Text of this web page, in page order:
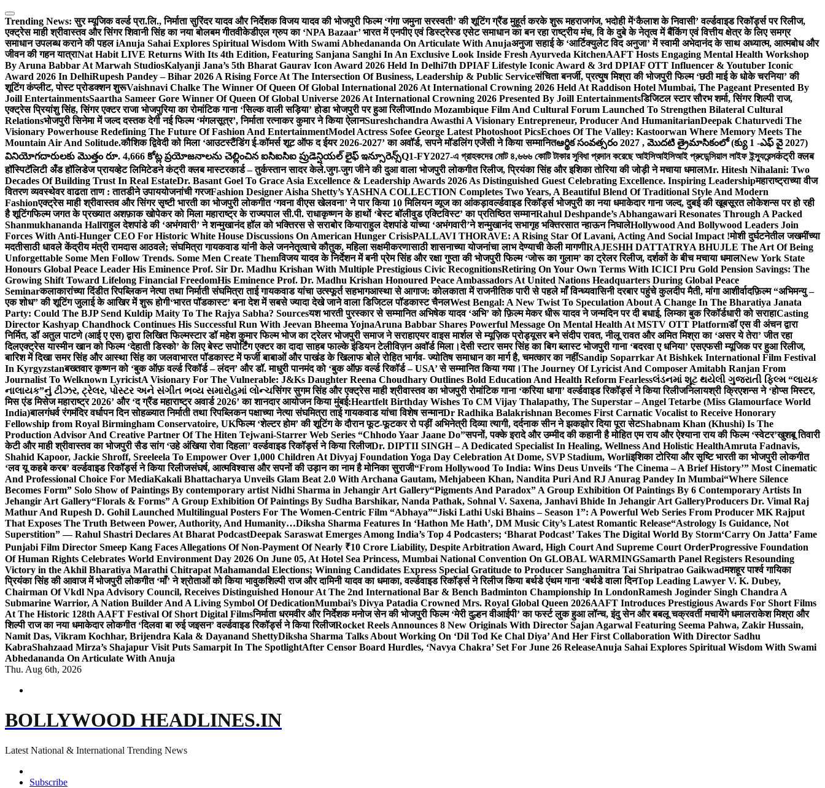
Skip
to
content
Trending News: सुर म्यूजिक वर्ल्ड प्रा.लि., निर्माता सुरिंदर यादव और निर्देशक विजय यादव की भोजपुरी फिल्म ‘गंगा जमुना सरस्वती’ की शूटिंग ग्रैंड मुहूर्त करके शुरू महराजगंज, भदोही में‘कैलाश के निवासी’ वर्ल्डवाइड रिकॉर्ड्स पर रिलीज,
एक्ट्रेस माही श्रीवास्तव और सिंगर शिवानी सिंह का नया बोलबम गीतवीकेडीएल ग्रुप का ‘NPA Bazaar’ भारत में एनपीए एवं डिस्ट्रेस्ड एसेट समाधान का बन रहा राष्ट्रीय मंच, वि के दुबे के नेतृत्व में बैंकिंग एवं वित्तीय क्षेत्र के लिए समग्र
समाधान उपलब्ध कराने की पहल iAnuja Sahai Explores Spiritual Wisdom With Swami Abhedananda On Articulate With Anujaअनुजा सहाई के ‘आर्टिक्युलेट विद अनुजा’ में स्वामी अभेदानंद के साथ अध्यात्म, आत्मबोध और
जीवन की गहन यात्राNat Habit LIVE Returns With Its 4th Edition, Featuring Sanjana Sanghi In An Exclusive Look Inside Fresh Ayurveda KitchenAAFT Hosts Engaging Mental Health Workshop
By Aruna Babbar At Marwah StudiosKalyanji Jana’s 5th Bharat Gaurav Icon Award 2026 Held In Delhi7th DPIAF Lifestyle Iconic Award & 3rd DPIAF OTT Influencer & Youtuber Iconic
Award 2026 In DelhiRupesh Pandey – Bihar 2026 A Rising Force At The Intersection Of Business, Leadership & Public Serviceसंचिता बनर्जी, प्रत्युष मिश्रा की भोजपुरी फिल्म ‘छठी माई के धोके चरनिया’ की
शूटिंग कंप्लीट, पोस्ट प्रोडक्शन शुरूVaishnavi Chalke The Winner Of Queen Of Global International 2026 At International Crowning 2026 Held At Raddison Hotel Mumbai, The Pageant Presented By
Joill EntertainmentsSaartha Sameer Gore Winner Of Queen Of Global Universe 2026 At International Crowning 2026 Presented By Joill Entertainmentsडिजिटल स्टार सौरभ शर्मा, सिंगर शिल्पी राज,
एक्ट्रेस प्रियांशु सिंह, सिंगर एक्टर राजा भोजपुरिया का रोमांटिक गाना ‘सिल्क वाली सड़िया’ होडा भोजपुरी पर हुआ रिलीजIndo Mozambique Film And Cultural Forum Launched To Strengthen Bilateral Cultural
Relationsभोजपुरी सिनेमा में जल्द दस्तक देगी नई फिल्म ‘मंगलसूत्र’, निर्माता रत्नाकर कुमार ने किया ऐलानSureshchandra Awasthi A Visionary Entrepreneur, Producer And HumanitarianDeepak Chaturvedi The
Visionary Powerhouse Redefining The Future Of Fashion And EntertainmentModel Actress Sofee George Latest Photoshoot PicsEchoes Of The Valley: Kastoorwan Where Memory Meets The
Mountain Air And Solitude.कौशिक द्विवेदी को मिला ‘आउटस्टैंडिंग ई-कॉमर्स शूट ऑफ द ईयर 2026-2027’ का अवॉर्ड, सपने मॉडलिंग एजेंसी ने किया सम्मानितఆర్థిక సంవత్సరం 2027 , మొదటి త్రైమాసికంలో (క్యు 1 -ఎఫ్ వై 2027)
వినియోగదారులకు మొత్తం రూ. 4,666 కోట్ల ప్రయోజనాలను చెల్లించిన ఐసిఐసిఐ ప్రుడెన్షియల్ లైఫ్ ఇన్సూరెన్స్Q1-FY2027-এ গ্রাহকদের মোট ৪,৬৬৬ কোটি টাকার সুবিধা প্রদান করেছে আইসিআইসিআই প্রুডেন্সিয়াল লাইফ ইন্স্যুরেন্সकंट्री क्लब
हॉस्पिटॅलिटी अँड हॉलिडेज प्रायव्हेट लिमिटेडने कंट्री क्लब मास्टरकार्ड – तुर्कस्तान सादर केले.जुग-जुग जीने की दुआ वाला भोजपुरी लोकगीत रिलीज, प्रियंका सिंह और इशिका तोरिया की जोड़ी ने मचाया धमालMr. Hitesh Nihalani: Two
Decades Of Building Trust In Real EstateDr. Basant Goel To Grace Asia Excellence & Leadership Awards 2026 As Distinguished Guest Celebrating Excellence. Inspiring Leadershipमहाराष्ट्राच्या वीज
वितरण व्यवस्थेवर वाढता ताण : तातडीने उपाययोजनांची गरजFashion Designer Aisha Shetty’s YASHNA COLLECTION Completes Two Years, A Beautiful Blend Of Traditional Style And Modern
Fashionएक्ट्रेस माही श्रीवास्तव और सिंगर सृष्टी भारती का भोजपुरी लोकगीत ‘गवना वीएस खेलवना’ ने पार किया 10 मिलियन व्यूज का आंकड़ावर्ल्डवाइड रिकॉर्ड्स भोजपुरी का नया धमाकेदार गाना जल्द, दुबई की खूबसूरत लोकेशन्स पर हो रही
है शूटिंगफिल्म जगत के प्रख्यात अशफ़ाक खोपेकर को मिला महाराष्ट्र के राज्यपाल सी.पी. राधाकृष्णन के हाथों ‘बेस्ट बॉलीवुड एक्टिविस्ट’ का प्रतिष्ठित सम्मानRahul Deshpande’s Abhangawari Resonates Through A Packed
Shanmukhananda Hallराहुल देशपांडे की ‘अभंगवारी’ ने शन्मुखानंद हॉल को भक्तिरस से सराबोर कियाराहुल देशपांडे यांच्या ‘अभंगवारी’ने शन्मुखानंद सभागृह भक्तिरसात न्हाऊन निघालेHollywood And Bollywood Leaders Join
Forces With Anti-Hunger CEO For Historic White House Discussions On American Hunger CrisisPALLAVI THORAVE: A Rising Star Of Lavani, Acting And Social Impact !मोशी दुर्घटनेतील जखमींच्या
मदतीसाठी धावले केंद्रीय मंत्री रामदास आठवले; संघमित्रा गायकवाड यांनी केले जननेतृत्वाचे कौतुक, महिला सक्षमीकरणासाठी शासनाच्या योजनांचा लाभ देण्याची केली मागणीRAJESHH DATTATRYA BHUJLE The Art Of Being
Unforgettable Some Men Follow Trends. Some Men Create Themविजय यादव के निर्देशन में बनी प्रेम सिंह और रक्षा गुप्ता की भोजपुरी फिल्म ‘जोरू का गुलाम’ का ट्रेलर रिलीज, दर्शकों के बीच मचाया धमालNew York State
Honours Global Peace Leader His Eminence Prof. Sir Dr. Madhu Krishan With Multiple Prestigious Civic RecognitionsRetiring On Your Own Terms With ICICI Pru Gold Pension Savings: The
Growing Shift Toward Lifelong Financial FreedomHis Eminence Prof. Dr. Madhu Krishan Honoured Peace Ambassadors At United Nations Headquarters During Global Peace
Seminarकलाकारांच्या दिंडीत रिपब्लिकन नेत्या तथा निर्माती संघमित्रा ताई गायकवाड यांचा उत्स्फूर्त सहभागआस्था से आगाज: कोलकाता में राजनीतिक पारी से पहले माँ विन्ध्यवासिनी दरबार पहुंचे कुलदीप मैती, मांगा आशीर्वादफ़िल्म “अभिमन्यु –
एक शोध” की शूटिंग जुलाई के आखिर में शुरू होगी‘भारत पॉडकास्ट’ बना देश में सबसे ज्यादा देखे जाने वाला डिजिटल पॉडकास्ट चैनलWest Bengal: A New Twist To Speculation About A Change In The Bharatiya Janata
Party: Could The BJP Send Kuldip Maity To The Rajya Sabha? Sourcesयश भारती पुरस्कार से सम्मानित अभिषेक यादव ‘अभि’ को फ़िल्म मेकर धीरू यादव ने जन्मदिन पर दी बधाई, लिम्का बुक रिकॉर्डधारी को सराहाCasting
Director Kashyap Chandhock Continues His Successful Run With Jeevan Bheema YojnaAruna Babbar Shares Powerful Message On Mental Health At MSTV OTT Platformडॉ एस वी अंचन द्वारा
निर्मित, डॉ अतुल पाटणे (आई ए एस) द्वारा लिखित फिल्मस्टार डॉ महेश कुमार फिल्म भोज का ट्रेलर भोजपुरी समाज ने सराहाएयर वाइस मार्शल से म्यूज़िक प्रोड्यूसर बने संदीप रावत, नीलू रावत और अमित मिश्रा का ‘असर ये तेरा’ जीत रहा
दिलएक्ट्रेस यास्मीन खान को फिल्म ‘देहाती डिस्को’ के लिए बेस्ट सपोर्टिंग एक्टर का दादा साहब फाल्के इंडियन टेलीविज़न अवॉर्ड मिला।देसी स्टार समर सिंह का बिग ब्लास्ट भोजपुरी गाना ‘बदरवा ए धनिया’ एसएफसी म्यूजिक पर हुआ रिलीज,
बारिश में दिखा समर सिंह और आस्था सिंह का जलवाभारत पॉडकास्ट में फर्जी बाबाओं और पाखंड के खिलाफ बोले रोहित भार्गव- ज्योतिष समाधान का मार्ग है, चमत्कार का नहींSandip Soparrkar At Bishkek International Film Festival
In Kyrgyzstanबख्तवार कृष्णन को ‘बुक ऑफ़ वर्ल्ड रिकॉर्ड – लंदन’ और डॉ. माधुरी पानमंद को ‘बुक ऑफ़ वर्ल्ड रिकॉर्ड – USA’ से सम्मानित किया गया।The Journey Of Lyricist And Composer Amitabh Ranjan From
Journalist To Welknown LyricistA Visionary For The Vulnerable: J&Ks Daughter Reena Choudhary Outlines Bold Education And Health Reform Fearlessલંડનમાં શૂટ થયેલી ગુજરાતી ફિલ્મ “લાયક
નાલાયક”નું ટીઝર, ટ્રેલર, પોસ્ટર અને સંગીત ભવ્ય સમારોહમાં લોન્ચसिंगर सुगम सिंह और एक्ट्रेस माही श्रीवास्तव का भोजपुरी रोमांटिक गाना ‘करिया धागा’ वर्ल्डवाइड रिकॉर्ड्स ने किया रिलीजनिलायश्री क्रिएशन्स ने ‘होप्स मिस्टर,
मिस एंड मिसेज महाराष्ट्र 2026’ और ‘द ग्रैंड महाराष्ट्र अवार्ड 2026’ का शानदार आयोजन किया मुंबई:Heartfelt Birthday Wishes To CM Vijay Thalapathy, The Superstar – Angel Tetarbe (Miss Glamourface World
India)बालगंधर्व रंगमंदिर वर्धापन दिन सोहळ्यात निर्माती तथा रिपब्लिकन पक्षाच्या नेत्या संघमित्रा ताई गायकवाड यांचा विशेष सन्मानDr Radhika Balakrishnan Becomes First Carnatic Vocalist to Receive Honorary
Fellowship from Royal Birmingham Conservatoire, UKफिल्म ‘शेल्टर होम’ की शूटिंग के दौरान फूट-फूटकर रो पड़ीं अभिनेत्री दिव्या त्यागी, दर्दनाक सीन ने झकझोर दिया पूरा सेटShabnam Khan (Khushi) Is The
Production Advisor And Creative Partner Of The Hiten Tejwani-Starrer Web Series “Chhodo Yaar Jaane Do”सपनों, पक्के इरादे और उम्मीद की कहानी है मोहित एम राय और ऐश्याना राय की फिल्म ‘स्वेटर’खुशबू तिवारी
केटी और माही श्रीवास्तव का भोजपुरी सैड सांग ‘उहे अंखिया रोवा दिहला’ वर्ल्डवाइड रिकॉर्ड्स ने किया रिलीजDr. DIPTII SINGH – A Dedicated Specialist In Healing, Wellness And Holistic HealthAmruta Fadnavis,
Shahid Kapoor, Jackie Shroff, Sreeleela To Empower Over 1,000 Children At Divyaj Foundation Yoga Day Celebration At Dome, SVP Stadium, Worliइशिका टोरिया और सृष्टि भारती का भोजपुरी लोकगीत
‘लव यू कहबे करब’ वर्ल्डवाइड रिकॉर्ड्स ने किया रिलीजसंघर्ष, आत्मविश्वास और सपनों की उड़ान का नाम है मोनिका सुराजी“From Hollywood To India: Wins Deus Unveils ‘The Cinema – A Brief History’” Most Cinematic
And Professional Choice For MediaKakali Bhattacharya Unveils Glam Beat 2.0 With Archana Gautam, Mehjabeen Khan, Nandita Puri And RJ Anurag Pandey In Mumbai“Where Silence
Becomes Form” Solo Show of Paintings By contemporary artist Nidhi Sharma in Jehangir Art Gallery“Pigments And Paradox” A Group Exhibition Of Paintings By 6 Contemporary Artists In
Jehangir Art Gallery“Florals & Forms” A Group Exhibition Of Paintings By Sudha Barshikar, Nanda Pathak, Sohnal V. Saxena, Janhavi Bhide In Jehangir Art GalleryProducers Dr. Vimal Raj
Mathur And Rupesh D. Gohil Launched Multilingual Posters For The Women-Centric Film “Abhaya”“Jiski Lathi Uski Bhains – Season 1”: A Powerful Web Series From Producer MK Rajput
That Exposes The Truth Between Power, Authority, And Humanity…Diksha Sharma Features In ‘Hathon Me Hath’, DM Music City’s Latest Romantic Release“Astrology Is Guidance, Not
Superstition” — Rahul Shastri Declares At Bharat PodcastDeepak Saraswat Emerges Among India’s Top 4 Podcasters; ‘Bharat Podcast’ Takes The Digital World By Storm‘Carry On Jatta’ Fame
Punjabi Film Director Smeep Kang Faces Allegations Of Non-Payment Of Nearly ₹10 Crore Liability, Despite Arbitration Award, High Court And Supreme Court OrderProgressive Foundation
Of Human Rights Celebrates World Environment Day 2026 On June 05, At Hotel Sea Princess, Mumbai National Convention On GLOBAL WARMINGSamarth Panel Registers Resounding
Victory in the Akhil Bharatiya Marathi Chitrapat Mahamandal Elections; Winning Candidates Express Special Gratitude to Producer Sanghamitra Tai Shripatrao Gaikwadमशहूर पार्श्व गायिका
प्रियंका सिंह की आवाज में भोजपुरी लोकगीत ‘माँ’ ने श्रोताओं को किया भावुकशिल्पी राज और दामिनी यादव का धमाका, वर्ल्डवाइड रिकॉर्ड्स ने रिलीज किया बर्थडे एंथम गाना ‘बर्थडे वाला दिनTop Leading Lawyer V. K. Dubey,
Chairman Of Vkdl Npa Advisory Council, Receives Distinguished Honour At The 2nd International Bar & Bench Badminton Championship In LondonRamesh Joginder Singh Chandra A
Submarine Warrior, A Nation Builder And A Living Symbol Of DedicationMumbai’s Divya Patadia Crowned Mrs. Royal Global Queen 2026AAFT Introduces Prestigious Awards For Short Films
At The Historic 128th AAFT Festival Of Short Digital Filmsनिर्माता धरमवीर और निर्देशक मनोज सेन की भोजपुरी फिल्म ‘मेरी दुल्हन वीआईपी’ का फर्स्ट लुक हुआ लॉन्च, इंदु सेन और बबलू चक्रवर्ती मचायेंगे धमालराकेश मिश्रा और
शिल्पी राज का नया धमाकेदार लोकगीत ‘दिलवा बा रुई जइसन’ वर्ल्डवाइड रिकॉर्ड्स ने किया रिलीजRocket Reels Announces 8 New Originals With Director Sajan Agarwal Featuring Seema Pahwa, Zakir Hussain,
Namit Das, Vikram Kochhar, Brijendra Kala & Dayanand ShettyDiksha Sharma Talks About Working On ‘Dil Tod Ke Chal Diya’ And Her First Collaboration With Director Sadhu
KabraShahzaad Mirza’s Shajapur Visit Puts Samarpit In The SpotlightAfter Censor Board Hurdles, ‘Navya Chakra’ Set For June 26 ReleaseAnuja Sahai Explores Spiritual Wisdom With Swami
Abhedananda On Articulate With Anuja
Thu. Aug 6th, 2026
BOLLYWOOD HEADLINES.IN
Latest National & International Trending News
Subscribe